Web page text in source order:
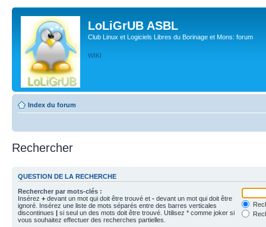
LoLiGrUB ASBL
Club Linux et Logiciels Libres du Borinage et Mons: forum
WIKI
Index du forum
Rechercher
QUESTION DE LA RECHERCHE
Rechercher par mots-clés :
Insérez + devant un mot qui doit être trouvé et - devant un mot qui doit être
ignoré. Insérez une liste de mots séparés entre des barres verticales
discontinues | si seul un des mots doit être trouvé. Utilisez * comme joker si
vous souhaitez effectuer des recherches partielles.